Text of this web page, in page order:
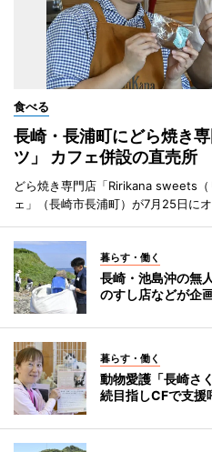
食べる
長崎・長浦町にどら焼き
ツ」 カフェ併設の直売所
どら焼き専門店「Ririkana sweets
ェ」（長崎市長浦町）が7月25日にオ
暮らす・働く
長崎・池島沖の無
のすし店などが企
暮らす・働く
動物愛護「長崎さ
続目指しCFで支援